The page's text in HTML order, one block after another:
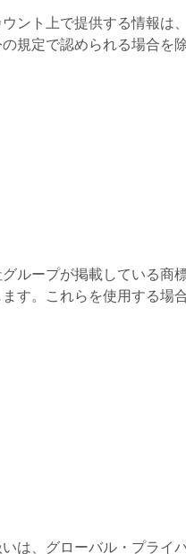
ント上で提供する情報
規定で認められる場合を
ループが掲載している
す。これらを使用する場
は、グローバル・プライ